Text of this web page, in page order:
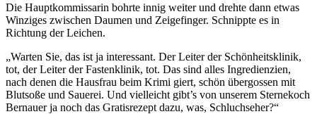
Die Hauptkommissarin bohrte innig weiter und drehte dann etwas
Winziges zwischen Daumen und Zeigefinger. Schnippte es in
Richtung der Leichen.
„Warten Sie, das ist ja interessant. Der Leiter der Schönheitsklinik,
tot, der Leiter der Fastenklinik, tot. Das sind alles Ingredienzien,
nach denen die Hausfrau beim Krimi giert, schön übergossen mit
Blutsoße und Sauerei. Und vielleicht gibt’s von unserem Sternekoch
Bernauer ja noch das Gratisrezept dazu, was, Schluchseher?“